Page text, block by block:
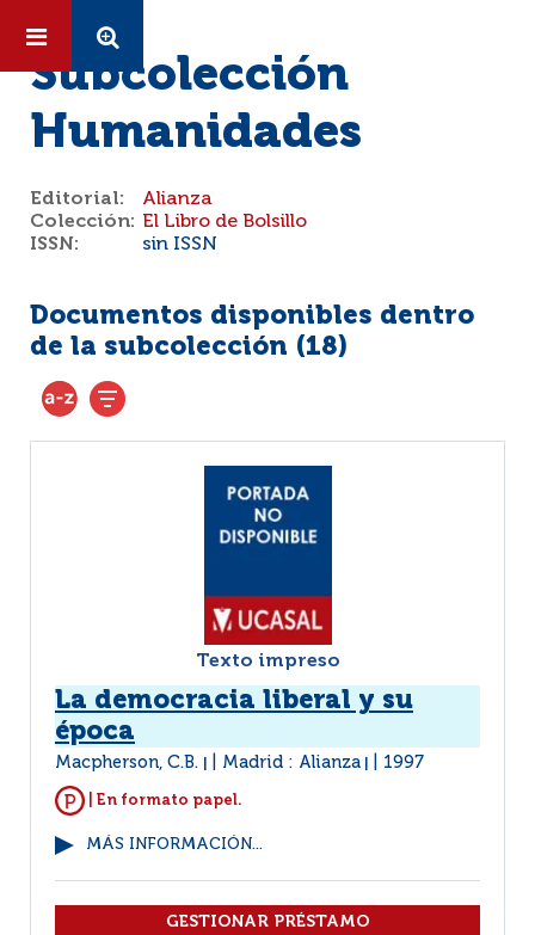
Subcolección
Humanidades
Editorial:
Alianza
Colección: El Libro de Bolsillo
ISSN:
sin ISSN
Documentos disponibles dentro
de la subcolección (18)
Texto impreso
La democracia liberal y su
época
Macpherson, C.B. Madrid : Alianza 1997
| En formato papel.
MÁS INFORMACIÓN...